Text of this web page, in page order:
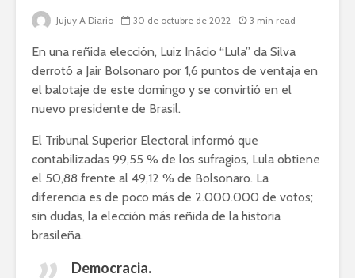
Jujuy A Diario 30 de octubre de 2022 3 min read
En una reñida elección, Luiz Inácio “Lula” da Silva
derrotó a Jair Bolsonaro por 1,6 puntos de ventaja en
el balotaje de este domingo y se convirtió en el
nuevo presidente de Brasil.
El Tribunal Superior Electoral informó que
contabilizadas 99,55 % de los sufragios, Lula obtiene
el 50,88 frente al 49,12 % de Bolsonaro. La
diferencia es de poco más de 2.000.000 de votos;
sin dudas, la elección más reñida de la historia
brasileña.
Democracia.